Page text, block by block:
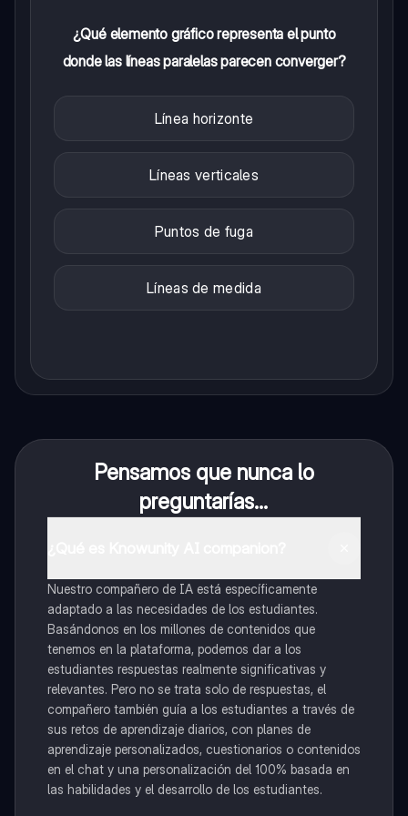
¿Qué elemento gráfico representa el punto
donde las líneas paralelas parecen converger?
Línea horizonte
Líneas verticales
Puntos de fuga
Líneas de medida
Pensamos que nunca lo
preguntarías...
Nuestro compañero de IA está específicamente
adaptado a las necesidades de los estudiantes.
Basándonos en los millones de contenidos que
tenemos en la plataforma, podemos dar a los
estudiantes respuestas realmente significativas y
relevantes. Pero no se trata solo de respuestas, el
compañero también guía a los estudiantes a través de
sus retos de aprendizaje diarios, con planes de
aprendizaje personalizados, cuestionarios o contenidos
en el chat y una personalización del 100% basada en
las habilidades y el desarrollo de los estudiantes.